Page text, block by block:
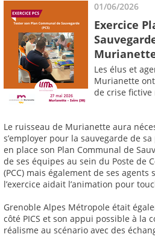
01/06/2026
Exercice
Les élus et
Murianette
de crise
Le ruisseau de Murianette aura
s’employer pour la sauvegarde de
en place son Plan Communal de
de ses équipes au sein du Poste de
(PCC) mais également de ses
l’exercice aidait l’animation pour
Grenoble Alpes Métropole était
côté PICS et son appui possible à la
réalisme au scénario avec des